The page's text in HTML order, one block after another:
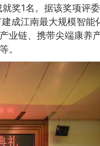
奖1名。据该奖项评
成江南最大规模智能
业链、携带尖端康养
。